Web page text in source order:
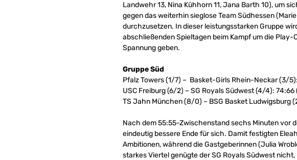
Landwehr 13, Nina Kühhorn 11, Jana Barth 10), um
gegen das weiterhin sieglose Team Südhessen
durchzusetzen. In dieser leistungsstarken Gruppe
abschließenden Spieltagen beim Kampf um die
Spannung geben.
Gruppe Süd
Pfalz Towers (1/7) – Basket-Girls Rhein-Neckar (3/
USC Freiburg (6/2) – SG Royals Südwest (4/4): 74:66
TS Jahn München (8/0) – BSG Basket Ludwigsburg
Nach dem 55:55-Zwischenstand sechs Minuten vor
eindeutig bessere Ende für sich. Damit festigten
Ambitionen, während die Gastgeberinnen (Julia
starkes Viertel genügte der SG Royals Südwest